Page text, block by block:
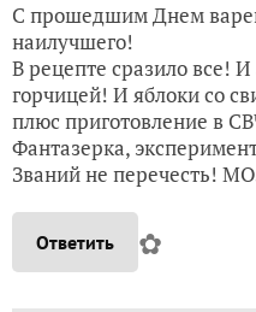
С прошедшим Днем
наилучшего!
В рецепте сразило все!
горчицей! И яблоки со
плюс приготовление в
Фантазерка,
Званий не перечесть!
Ответить ✿